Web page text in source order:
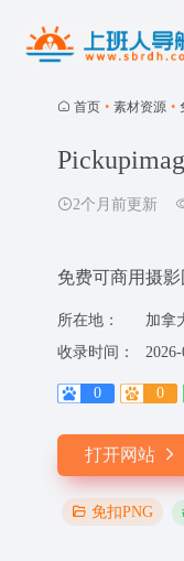
首页 • 素材资源 •
2个月前更新
免费可商用摄
所在地：
加拿
收录时间：
0 0
打开网站
免扣PNG